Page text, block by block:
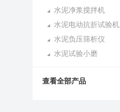
水泥净浆搅拌机
水泥电动抗折试验机
水泥负压筛析仪
水泥试验小磨
查看全部产品